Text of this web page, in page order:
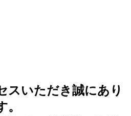
スいただき誠にあり